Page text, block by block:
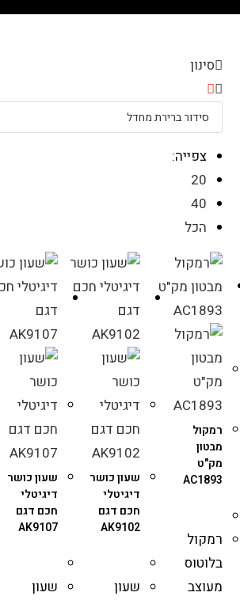
סינון
צפייה:
20
40
הכל
רמקול
מבטון
מק"ט
AC1893
רמקול
בלוטוס
מעוצב
שעון כושר
דיגיטלי
חכם דגם
AK9102
שעון
שעון כושר
דיגיטלי
חכם דגם
AK9107
שעון